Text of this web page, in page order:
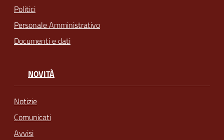
Politici
Personale Amministrativo
Documenti e dati
NOVITÀ
Notizie
Comunicati
Avvisi